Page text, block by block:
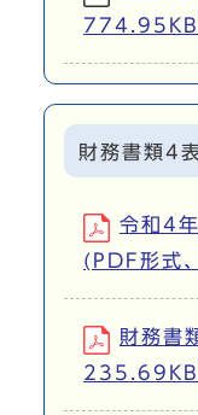
財務書類4
令和4
(PDF形式
財務書